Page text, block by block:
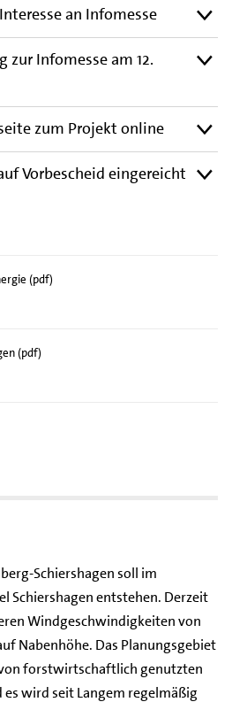
an Infomesse
zur Infomesse am 12.
zum Projekt online
Vorbescheid eingereicht
(pdf)
(pdf)
Schiershagen soll im
Schiershagen entstehen. Derzeit
Windgeschwindigkeiten von
Nabenhöhe. Das Planungsgebiet
forstwirtschaftlich genutzten
wird seit Langem regelmäßig